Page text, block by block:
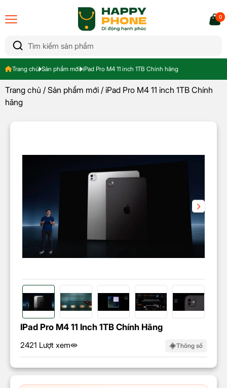
0
Trang chủ Sản phẩm mới iPad Pro M4 11 inch 1TB Chính hãng
Trang chủ / Sản phẩm mới / iPad Pro M4 11 inch 1TB Chính
hãng
IPad Pro M4 11 Inch 1TB Chính Hãng
2421 Lượt xem Thông số